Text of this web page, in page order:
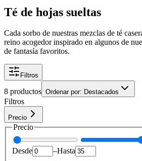
Té de hojas sueltas
Cada sorbo de nuestras mezclas de té
reino acogedor inspirado en algunos de
de fantasía favoritos.
Filtros
8 productos Ordenar por: Destacados
Filtros
Precio
Precio
Desde –Hasta